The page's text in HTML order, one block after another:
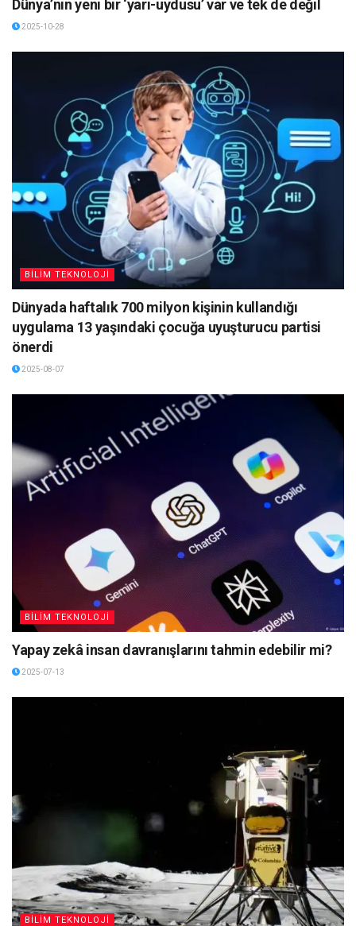
Dünya’nın yeni bir ‘yarı-uydusu’ var ve tek de değil
2025-10-28
BİLİM TEKNOLOJİ
Dünyada haftalık 700 milyon kişinin kullandığı
uygulama 13 yaşındaki çocuğa uyuşturucu partisi
önerdi
2025-08-07
BİLİM TEKNOLOJİ
Yapay zekâ insan davranışlarını tahmin edebilir mi?
2025-07-13
BİLİM TEKNOLOJİ